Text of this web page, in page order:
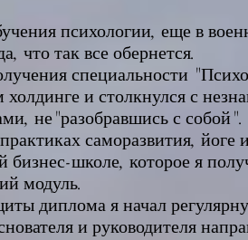
психологии, еще в
что так все обернется.
специальности
и столкнулся с
не"разобравшись с
саморазвития,
бизнес-школе, которое я
модуль.
диплома я начал
и руководителя